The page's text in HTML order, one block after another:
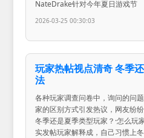
NateDrake针对今年夏日游戏节
2026-03-25 00:30:03
玩家热帖视点清奇 冬季
法
各种玩家调查问卷中，询问的问
家的区别方式引发热议，网友纷
冬季还是夏季类型玩家？·怎么玩
实发帖玩家解释成，自己习惯上